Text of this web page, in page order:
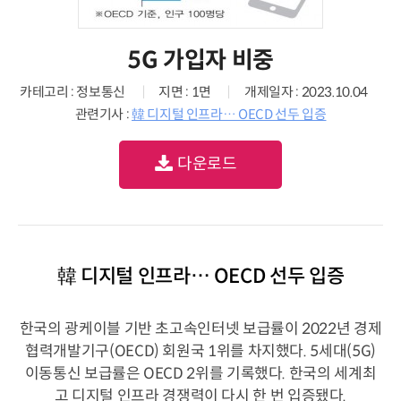
5G 가입자 비중
카테고리 : 정보통신 지면 : 1면
개제일자 : 2023.10.04
관련기사 :韓 디지털 인프라… OECD 선두 입증
다운로드
韓 디지털 인프라… OECD 선두 입증
한국의 광케이블 기반 초고속인터넷 보급률이 2022년 경제
협력개발기구(OECD) 회원국 1위를 차지했다. 5세대(5G)
이동통신 보급률은 OECD 2위를 기록했다. 한국의 세계최
고 디지털 인프라 경쟁력이 다시 한 번 입증됐다.